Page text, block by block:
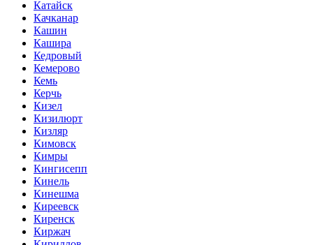
Катайск
Качканар
Кашин
Кашира
Кедровый
Кемерово
Кемь
Керчь
Кизел
Кизилюрт
Кизляр
Кимовск
Кимры
Кингисепп
Кинель
Кинешма
Киреевск
Киренск
Киржач